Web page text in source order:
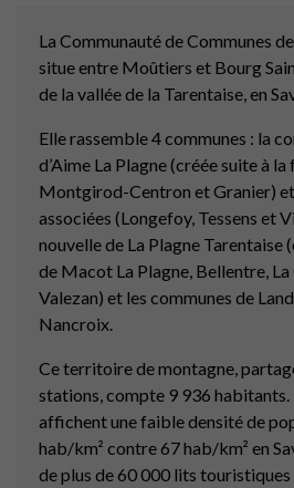
La Communauté de Communes
situe entre Moûtiers et Bourg
de la vallée de la Tarentaise, en
Elle rassemble 4 communes : la
d’Aime La Plagne (créée suite à la
Montgirod-Centron et Granier) et
associées (Longefoy, Tessens et
nouvelle de La Plagne Tarentaise
de Macot La Plagne, Bellentre, La
Valezan) et les communes de
Nancroix.
Ce territoire de montagne,
stations, compte 9 936 habitants.
affichent une faible densité de
hab/km² contre 67 hab/km² en
de plus de 60 000 lits